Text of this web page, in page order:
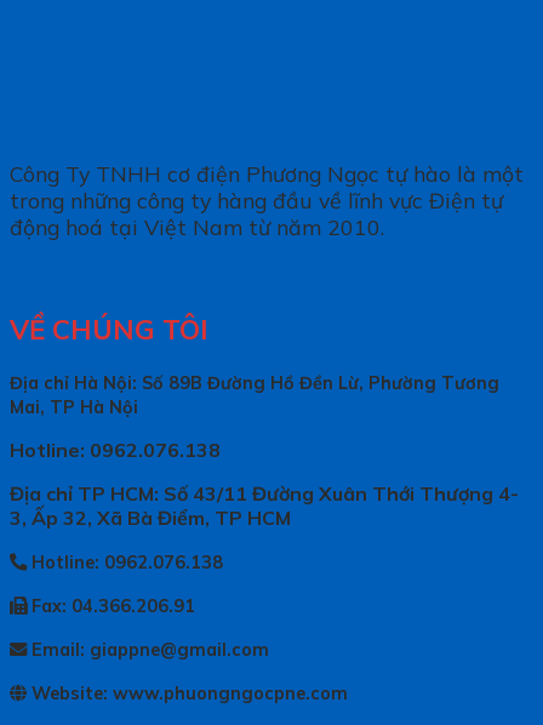
Công Ty TNHH cơ điện Phương Ngọc tự hào là một
trong những công ty hàng đầu về lĩnh vực Điện tự
động hoá tại Việt Nam từ năm 2010.
VỀ CHÚNG TÔI
Địa chỉ Hà Nội: Số 89B Đường Hồ Đền Lừ, Phường Tương
Mai, TP Hà Nội
Hotline: 0962.076.138
Địa chỉ TP HCM: Số 43/11 Đường Xuân Thới Thượng 4-
3, Ấp 32, Xã Bà Điểm, TP HCM
Hotline: 0962.076.138
Fax: 04.366.206.91
Email: giappne@gmail.com
Website: www.phuongngocpne.com